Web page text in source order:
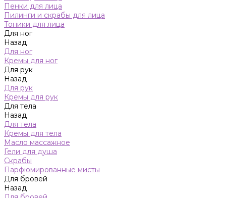
Пенки для лица
Пилинги и скрабы для лица
Тоники для лица
Для ног
Назад
Для ног
Кремы для ног
Для рук
Назад
Для рук
Кремы для рук
Для тела
Назад
Для тела
Кремы для тела
Масло массажное
Гели для душа
Скрабы
Парфюмированные мисты
Для бровей
Назад